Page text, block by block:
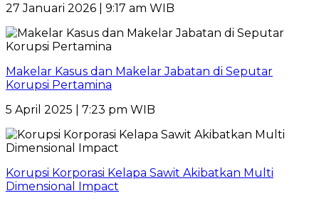
27 Januari 2026 | 9:17 am WIB
Makelar Kasus dan Makelar Jabatan di Seputar
Korupsi Pertamina
5 April 2025 | 7:23 pm WIB
Korupsi Korporasi Kelapa Sawit Akibatkan Multi
Dimensional Impact